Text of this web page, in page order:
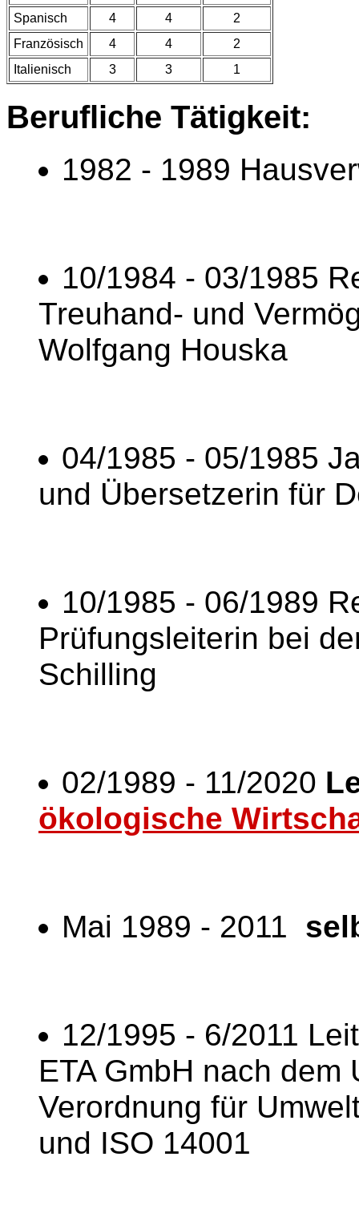
Spanisch
4 4
2
Französisch
4 4
2
Italienisch
3 3 1
Berufliche Tätigkeit:
1982 - 1989
10/1984 - 03/1985
Treuhand- und
Wolfgang Houska
04/1985 - 05/1985
und Übersetzerin für
10/1985 - 06/1989
Prüfungsleiterin bei
Schilling
02/1989 - 11/2020
ökologische
Mai 1989 - 2011
12/1995 - 6/2011
ETA GmbH nach dem
Verordnung für
und ISO 14001